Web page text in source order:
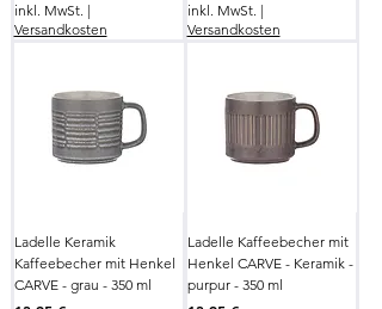
inkl. MwSt. |
Versandkosten
inkl. MwSt. |
Versandkosten
Ladelle Keramik
Kaffeebecher mit Henkel
CARVE - grau - 350 ml
Ladelle Kaffeebecher mit
Henkel CARVE - Keramik -
purpur - 350 ml